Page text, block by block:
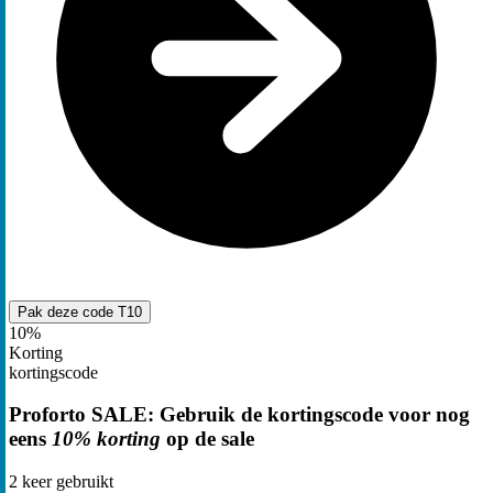
Pak deze code T10
10%
Korting
kortingscode
Proforto SALE: Gebruik de kortingscode voor nog
eens 10% korting op de sale
2 keer gebruikt